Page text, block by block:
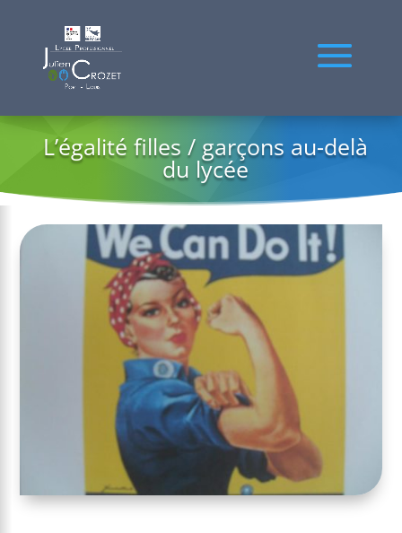
L’égalité filles / garçons au-delà
du lycée